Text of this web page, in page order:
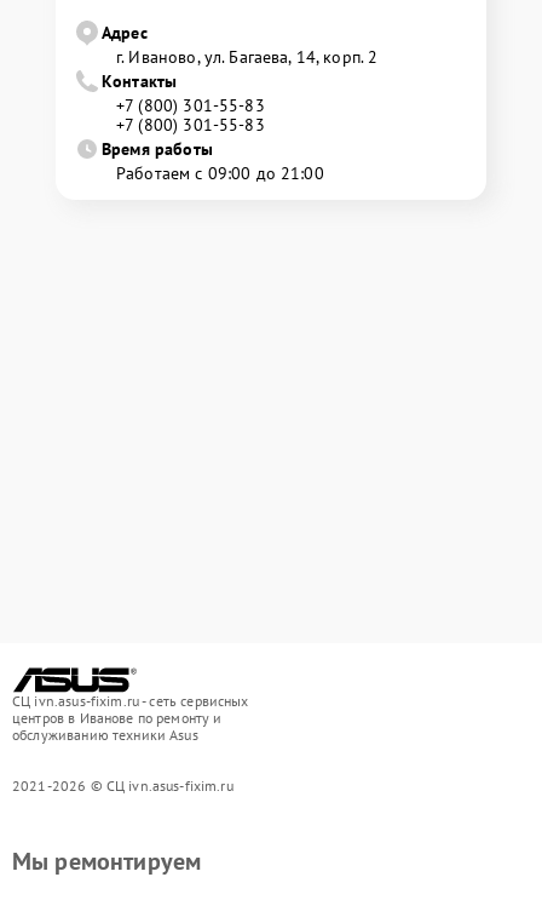
Адрес
г. Иваново, ул. Багаева, 14, корп. 2
Контакты
+7 (800) 301-55-83
+7 (800) 301-55-83
Время работы
Работаем с 09:00 до 21:00
СЦ ivn.asus-fixim.ru - сеть сервисных
центров в Иванове по ремонту и
обслуживанию техники Asus
2021-2026 © СЦ ivn.asus-fixim.ru
Мы ремонтируем